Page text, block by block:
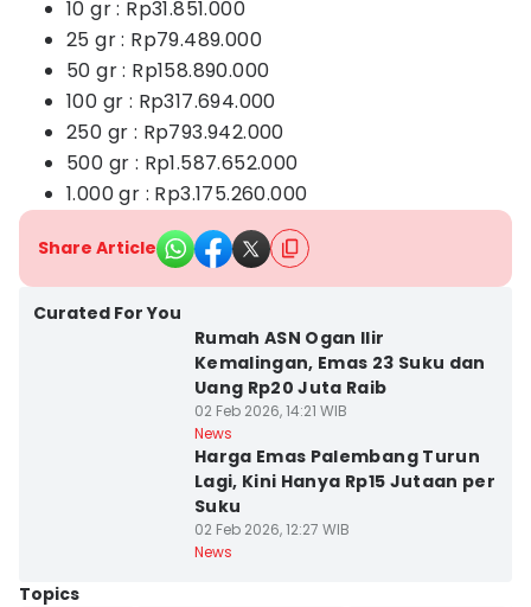
10 gr : Rp31.851.000
25 gr : Rp79.489.000
50 gr : Rp158.890.000
100 gr : Rp317.694.000
250 gr : Rp793.942.000
500 gr : Rp1.587.652.000
1.000 gr : Rp3.175.260.000
Share Article
Curated For You
Rumah ASN Ogan Ilir
Kemalingan, Emas 23 Suku dan
Uang Rp20 Juta Raib
02 Feb 2026, 14:21 WIB
News
Harga Emas Palembang Turun
Lagi, Kini Hanya Rp15 Jutaan per
Suku
02 Feb 2026, 12:27 WIB
News
Topics